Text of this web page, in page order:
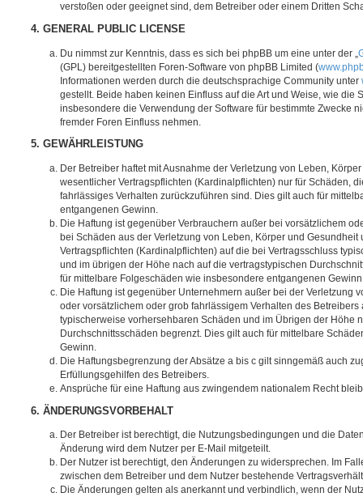
verstoßen oder geeignet sind, dem Betreiber oder einem Dritten
4. GENERAL PUBLIC LICENSE
Du nimmst zur Kenntnis, dass es sich bei phpBB um eine unter der „
(GPL) bereitgestellten Foren-Software von phpBB Limited (
Informationen werden durch die deutschsprachige Community unter
gestellt. Beide haben keinen Einfluss auf die Art und Weise, wie die
insbesondere die Verwendung der Software für bestimmte Zwecke
fremder Foren Einfluss nehmen.
5. GEWÄHRLEISTUNG
Der Betreiber haftet mit Ausnahme der Verletzung von Leben,
wesentlicher Vertragspflichten (Kardinalpflichten) nur für Schäden,
fahrlässiges Verhalten zurückzuführen sind. Dies gilt auch für
entgangenen Gewinn.
Die Haftung ist gegenüber Verbrauchern außer bei vorsätzlichem
bei Schäden aus der Verletzung von Leben, Körper und
Vertragspflichten (Kardinalpflichten) auf die bei Vertragsschluss
und im übrigen der Höhe nach auf die vertragstypischen
für mittelbare Folgeschäden wie insbesondere entgangenen
Die Haftung ist gegenüber Unternehmern außer bei der Verletzung
oder vorsätzlichem oder grob fahrlässigem Verhalten des Betreibers
typischerweise vorhersehbaren Schäden und im Übrigen der Höhe
Durchschnittsschäden begrenzt. Dies gilt auch für mittelbare
Gewinn.
Die Haftungsbegrenzung der Absätze a bis c gilt sinngemäß auch
Erfüllungsgehilfen des Betreibers.
Ansprüche für eine Haftung aus zwingendem nationalem Recht
6. ÄNDERUNGSVORBEHALT
Der Betreiber ist berechtigt, die Nutzungsbedingungen und die
Änderung wird dem Nutzer per E-Mail mitgeteilt.
Der Nutzer ist berechtigt, den Änderungen zu widersprechen. Im
zwischen dem Betreiber und dem Nutzer bestehende
Die Änderungen gelten als anerkannt und verbindlich, wenn der